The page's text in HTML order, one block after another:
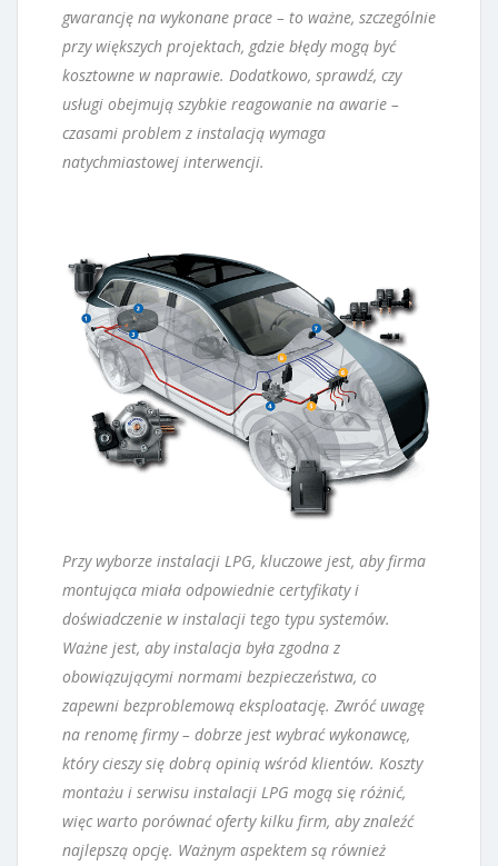
gwarancję na wykonane prace – to ważne, szczególnie
przy większych projektach, gdzie błędy mogą być
kosztowne w naprawie. Dodatkowo, sprawdź, czy
usługi obejmują szybkie reagowanie na awarie –
czasami problem z instalacją wymaga
natychmiastowej interwencji.
Przy wyborze instalacji LPG, kluczowe jest, aby firma
montująca miała odpowiednie certyfikaty i
doświadczenie w instalacji tego typu systemów.
Ważne jest, aby instalacja była zgodna z
obowiązującymi normami bezpieczeństwa, co
zapewni bezproblemową eksploatację. Zwróć uwagę
na renomę firmy – dobrze jest wybrać wykonawcę,
który cieszy się dobrą opinią wśród klientów. Koszty
montażu i serwisu instalacji LPG mogą się różnić,
więc warto porównać oferty kilku firm, aby znaleźć
najlepszą opcję. Ważnym aspektem są również